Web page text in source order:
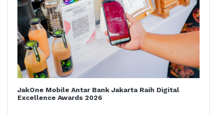
JakOne Mobile Antar Bank Jakarta Raih Digital
Excellence Awards 2026